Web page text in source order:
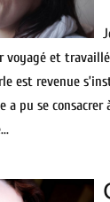
voyagé et
est revenue
a pu se consacrer